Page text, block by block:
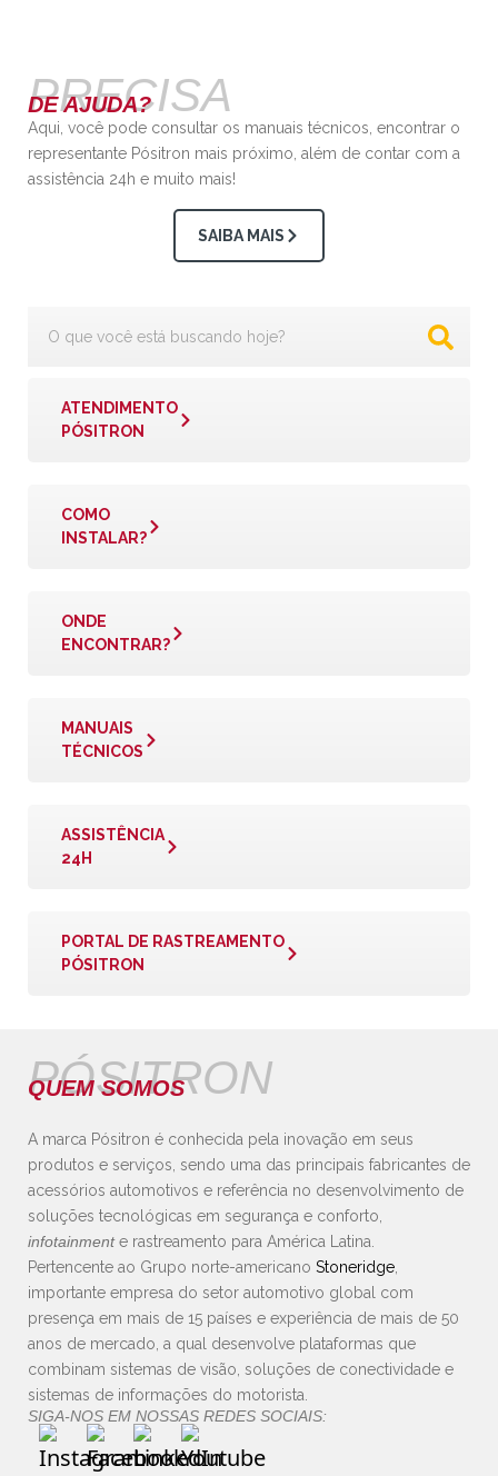
PRECISA
DE AJUDA?
Aqui, você pode consultar os manuais técnicos, encontrar o
representante Pósitron mais próximo, além de contar com a
assistência 24h e muito mais!
SAIBA MAIS
ATENDIMENTO
PÓSITRON
COMO
INSTALAR?
ONDE
ENCONTRAR?
MANUAIS
TÉCNICOS
ASSISTÊNCIA
24H
PORTAL DE RASTREAMENTO
PÓSITRON
PÓSITRON
QUEM SOMOS
A marca Pósitron é conhecida pela inovação em seus
produtos e serviços, sendo uma das principais fabricantes de
acessórios automotivos e referência no desenvolvimento de
soluções tecnológicas em segurança e conforto,
infotainmente rastreamento para América Latina.
Pertencente ao Grupo norte-americano Stoneridge
importante empresa do setor automotivo global com
presença em mais de 15 países e experiência de mais de 50
anos de mercado, a qual desenvolve plataformas que
combinam sistemas de visão, soluções de conectividade e
sistemas de informações do motorista.
SIGA-NOS EM NOSSAS REDES SOCIAIS: